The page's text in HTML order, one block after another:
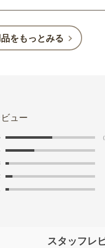
をもっとみる
スタッフレ